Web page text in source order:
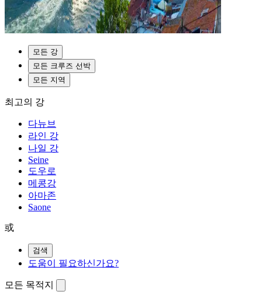
모든 강
모든 크루즈 선박
모든 지역
최고의 강
다뉴브
라인 강
나일 강
Seine
도우로
메콩강
아마존
Saone
或
검색
도움이 필요하신가요?
모든 목적지